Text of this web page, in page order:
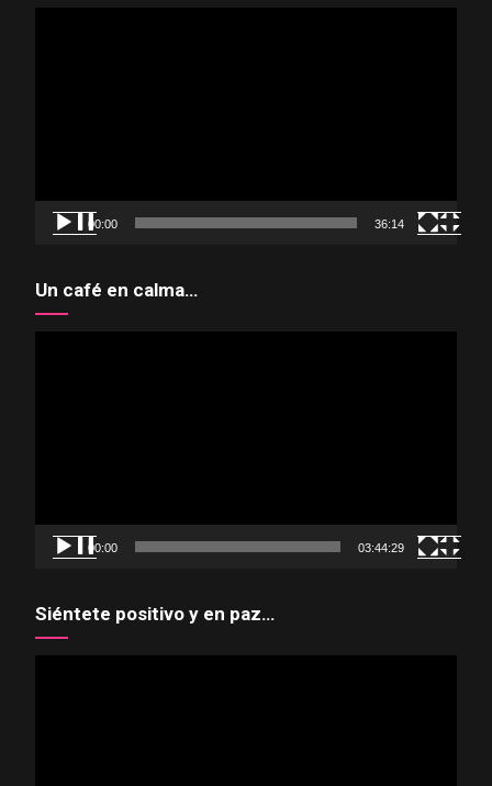
00:00 36:14
Un café en calma…
00:00 03:44:29
Siéntete positivo y en paz…